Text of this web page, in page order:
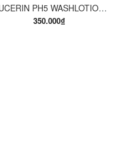
EUCERIN PH5 WASHLOTION 400ML. SỮA TẮM DẠNG GEL CHO DA NHẠY CẢM.
350.000₫